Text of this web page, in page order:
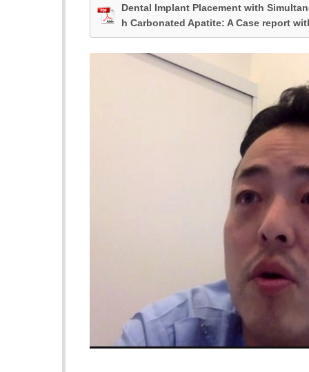
Dental Implant Placement with
h Carbonated Apatite: A Case report